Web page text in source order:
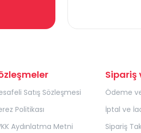
Satış Sözleşmesi
Politikası
Aydınlatma Metni
Sipariş
Ödeme
İptal ve
Sipariş